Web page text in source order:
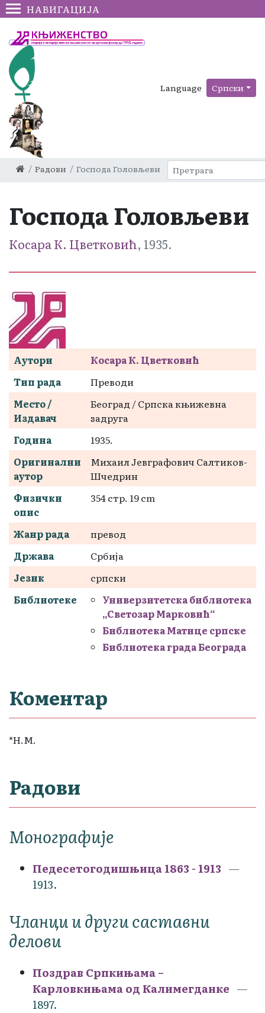
НАВИГАЦИЈА
Language Српски
Радови Господа Головљеви
Господа Головљеви
Косара К. Цветковић, 1935.
Аутори
Косара К. Цветковић
Тип рада
Преводи
Место /
Издавач
Београд / Српска књижевна
задруга
Година
1935.
Оригинални
аутор
Михаил Јевграфович Салтиков-
Шчедрин
Физички
опис
354 стр. 19 cm
Жанр рада
превод
Држава
Србија
Језик
српски
Библиотеке
Универзитетска библиотека
„Светозар Марковић“
Библиотека Матице српске
Библиотека града Београда
Коментар
*Н.М.
Радови
Монографије
Педесетогодишњица 1863 - 1913
1913.
Чланци и други саставни
делови
Поздрав Српкињама –
Карловкињама од Калимегданке
1897.